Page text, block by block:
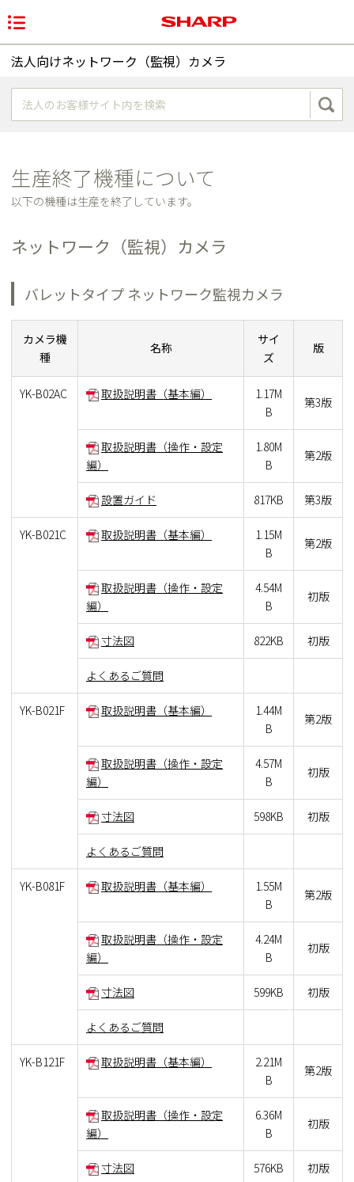
法人向けネットワーク（監視）カメラ
生産終了機種について
以下の機種は生産を終了しています。
ネットワーク（監視）カメラ
バレットタイプ ネットワーク監視カメラ
カメラ機
種
名称
サイ
ズ
版
YK-B02AC 取扱説明書（基本編）
1.17M
B
第3版
取扱説明書（操作・設定
編）
1.80M
B
第2版
設置ガイド 817KB 第3版
YK-B021C 取扱説明書（基本編）
1.15M
B
第2版
取扱説明書（操作・設定
編）
4.54M
B
初版
寸法図 822KB 初版
よくあるご質問
YK-B021F 取扱説明書（基本編）
1.44M
B
第2版
取扱説明書（操作・設定
編）
4.57M
B
初版
寸法図 598KB 初版
よくあるご質問
YK-B081F 取扱説明書（基本編）
1.55M
B
第2版
取扱説明書（操作・設定
編）
4.24M
B
初版
寸法図 599KB 初版
よくあるご質問
YK-B121F 取扱説明書（基本編）
2.21M
B
第2版
取扱説明書（操作・設定
編）
6.36M
B
初版
寸法図 576KB 初版